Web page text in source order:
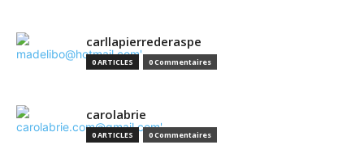
carllapierrederaspe
0 ARTICLES 0 Commentaires
carolabrie
0 ARTICLES 0 Commentaires